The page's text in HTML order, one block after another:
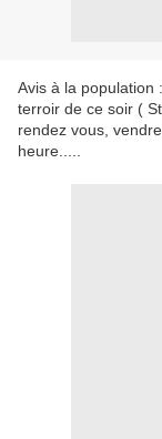
Avis à la population
terroir de ce soir (
rendez vous,
heure.....